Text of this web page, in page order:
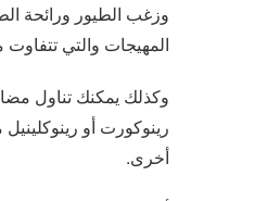
وزغب الطيور ورائحة
المهيجات والتي
وكذلك يمكنك تناول
رينوكورت أو
أخرى.